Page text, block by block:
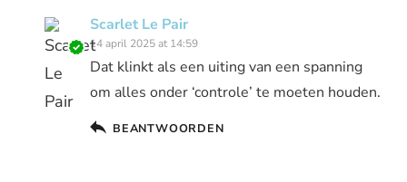
Scarlet Le Pair
14 april 2025 at 14:59
Dat klinkt als een uiting van een spanning
om alles onder ‘controle’ te moeten houden.
BEANTWOORDEN